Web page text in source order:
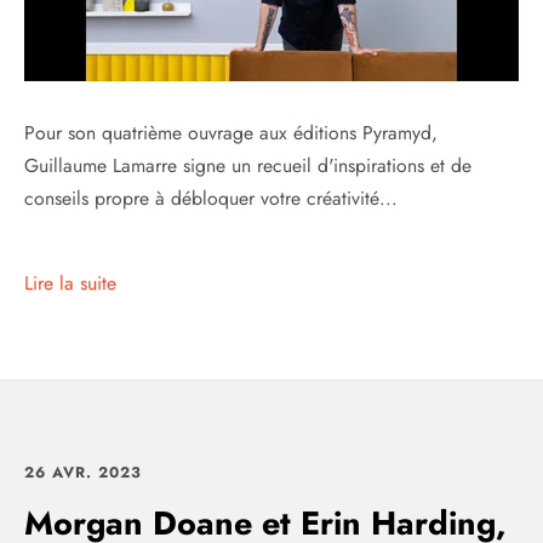
Pour son quatrième ouvrage aux éditions Pyramyd,
Guillaume Lamarre signe un recueil d'inspirations et de
conseils propre à débloquer votre créativité...
Lire la suite
26 AVR. 2023
Morgan Doane et Erin Harding,